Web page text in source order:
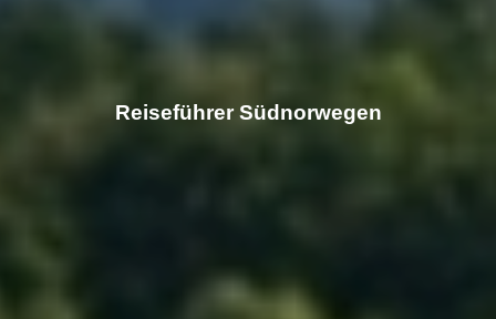
Reiseführer Südnorwegen